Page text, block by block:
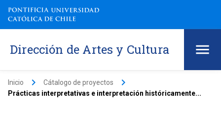
Dirección de Artes y Cultura
Inicio keyboard_arrow_right Cátalogo de proyectos keyboard_arrow_right
Prácticas interpretativas e interpretación históricamente...